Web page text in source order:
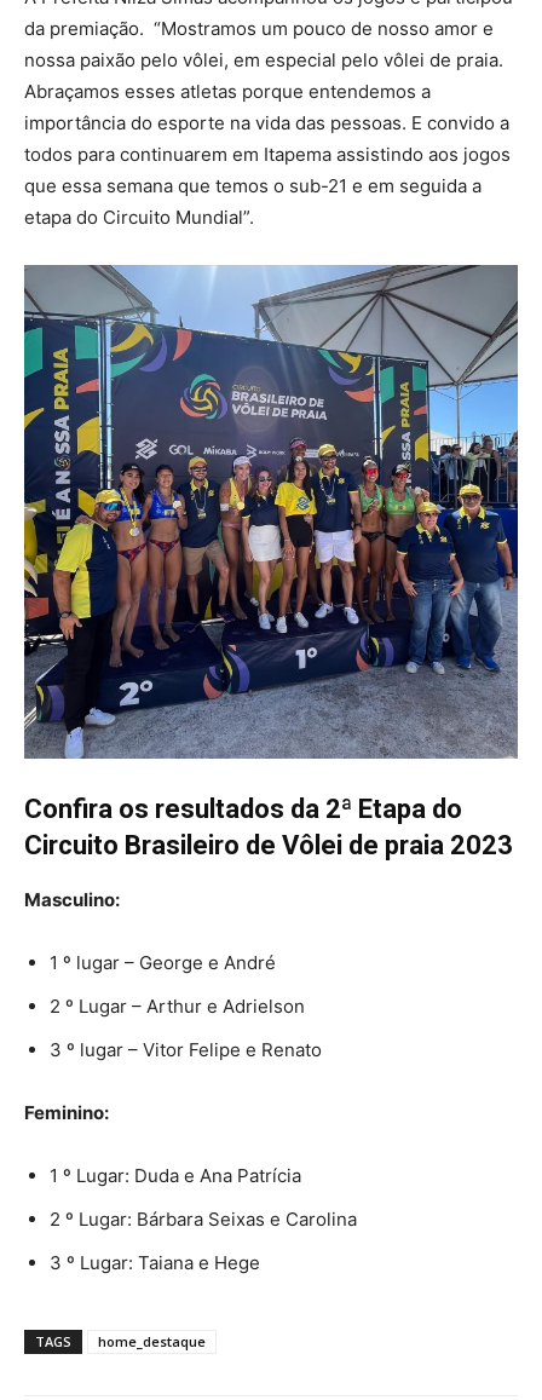
da premiação. “Mostramos um pouco de nosso amor e
nossa paixão pelo vôlei, em especial pelo vôlei de praia.
Abraçamos esses atletas porque entendemos a
importância do esporte na vida das pessoas. E convido a
todos para continuarem em Itapema assistindo aos jogos
que essa semana que temos o sub-21 e em seguida a
etapa do Circuito Mundial”.
Confira os resultados da 2ª Etapa do
Circuito Brasileiro de Vôlei de praia 2023
Masculino:
1 º lugar – George e André
2 º Lugar – Arthur e Adrielson
3 º lugar – Vitor Felipe e Renato
Feminino:
1 º Lugar: Duda e Ana Patrícia
2 º Lugar: Bárbara Seixas e Carolina
3 º Lugar: Taiana e Hege
TAGS home_destaque